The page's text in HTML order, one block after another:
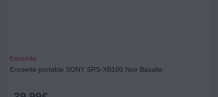
Enceinte
Enceinte portable SONY SRS-XB100 Noir Basalte